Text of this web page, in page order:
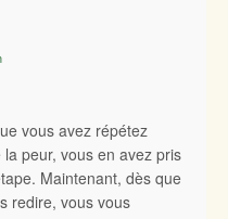
vous avez répétez
peur, vous en avez pris
Maintenant, dès que
redire, vous vous